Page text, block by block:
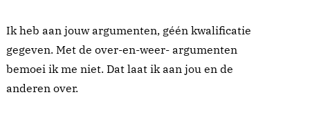
Ik heb aan jouw argumenten, géén kwalificatie
gegeven. Met de over-en-weer- argumenten
bemoei ik me niet. Dat laat ik aan jou en de
anderen over.